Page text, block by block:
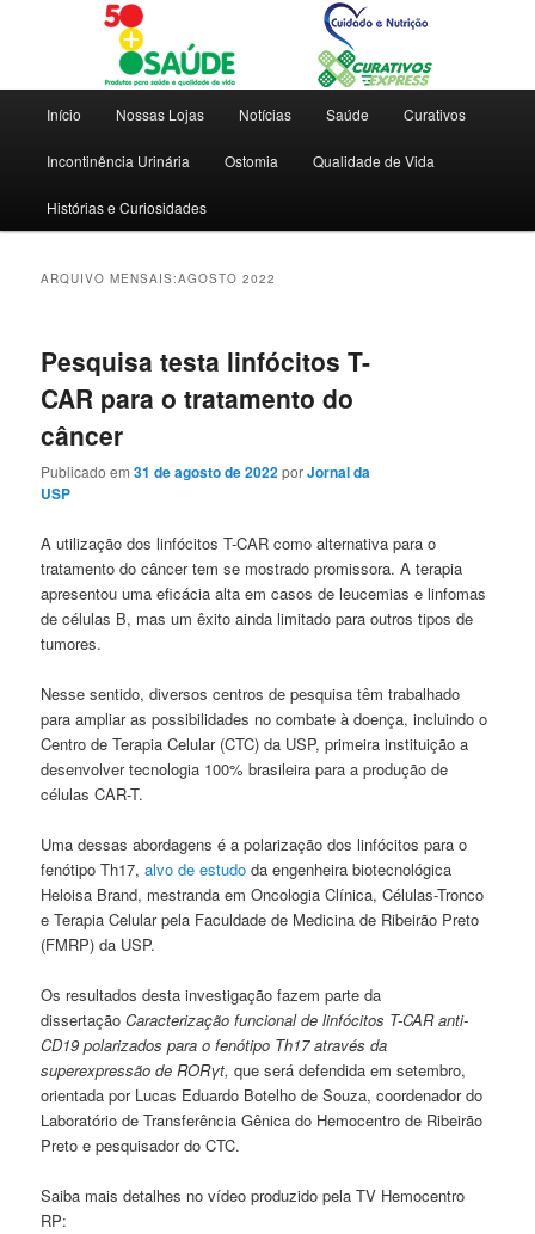
Blog 50+ Saúde | Cuidado e
Nutrição | Curativos Express
Dicas e novidades para saúde e qualidade de vida
principal
Início Nossas Lojas Notícias Saúde Curativos
Incontinência Urinária Ostomia Qualidade de Vida
Histórias e Curiosidades
ARQUIVO MENSAIS:AGOSTO 2022
Pesquisa testa linfócitos T-
CAR para o tratamento do
câncer
Publicado em31 de agosto de 2022porJornal da
USP
A utilização dos linfócitos T-CAR como alternativa para o
tratamento do câncer tem se mostrado promissora. A terapia
apresentou uma eficácia alta em casos de leucemias e linfomas
de células B, mas um êxito ainda limitado para outros tipos de
tumores.
Nesse sentido, diversos centros de pesquisa têm trabalhado
para ampliar as possibilidades no combate à doença, incluindo o
Centro de Terapia Celular (CTC) da USP, primeira instituição a
desenvolver tecnologia 100% brasileira para a produção de
células CAR-T.
Uma dessas abordagens é a polarização dos linfócitos para o
fenótipo Th17,alvo de estudo da engenheira biotecnológica
Heloisa Brand, mestranda em Oncologia Clínica, Células-Tronco
e Terapia Celular pela Faculdade de Medicina de Ribeirão Preto
(FMRP) da USP.
Os resultados desta investigação fazem parte da
dissertaçãoCaracterização funcional de linfócitos T-CAR anti-
CD19 polarizados para o fenótipo Th17 através da
superexpressão de RORγt, que será defendida em setembro,
orientada por Lucas Eduardo Botelho de Souza, coordenador do
Laboratório de Transferência Gênica do Hemocentro de Ribeirão
Preto e pesquisador do CTC.
Saiba mais detalhes no vídeo produzido pela TV Hemocentro
RP: